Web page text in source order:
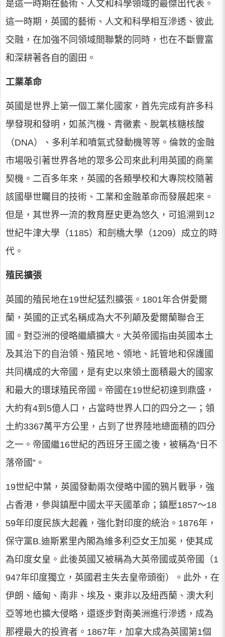
是這一時期在藝術、人文和科學領域的最傑出代表。
這一時期，英國的藝術、人文和科學相互滲透、彼此
交融，在加強不同領域間聯繫的同時，也在不斷豐富
和深耕著各自的園田。
工業革命
英國是世界上第一個工業化國家，首先完成有許多科
學發現和發明，如蒸汽機、青黴素、脫氧核糖核酸
（DNA）、多利羊和噴氣式發動機等等。倫敦的金融
市場吸引著世界各地的眾多公司來此利用英國的商業
契機。二百多年來，英國的各類學校和大專院校隨著
該國舉世矚目的技術、工業和金融革命而發展起來。
但是，其世界一流的教育歷史更為悠久，可追溯到12
世紀牛津大學（1185）和劍橋大學（1209）成立的時
代。
殖民擴張
英國的殖民地在19世紀猛烈擴張。1801年合併愛爾
蘭，英國的正式名稱成為大不列顛及愛爾蘭聯合王
國。對亞洲的侵略繼續擴大。大英帝國指由英國本土
及其治下的自治領、殖民地、領地、託管地和保護國
共同構成的大帝國，是有史以來領土面積最大的國家
和最大的環球殖民帝國。帝國在19世紀初達到鼎盛，
大約有4到5億人口，占當時世界人口的四分之一；領
土約3367萬平方公里，占到了世界陸地總面積的四分
之一。帝國繼16世紀的西班牙王國之後，被稱為“日不
落帝國”。
19世紀中葉，英國發動兩次侵略中國的鴉片戰爭，強
占香港，參與鎮壓中國太平天國革命；鎮壓1857～18
59年印度民族大起義，強化對印度的統治。1876年，
保守黨B.迪斯累里內閣為維多利亞女王加冕，使其成
為印度女皇。此後英國又被稱為大英帝國或英帝國（1
947年印度獨立，英國君主失去皇帝頭銜）。此外，在
伊朗、緬甸、南非、埃及、東非以及紐西蘭、澳大利
亞等地也擴大侵略，還逐步對南美洲進行滲透，成為
那裡最大的投資者。1867年，加拿大成為英國第1個